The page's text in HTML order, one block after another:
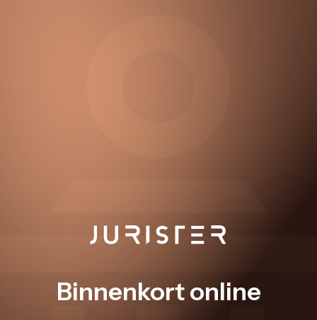
Binnenkort online